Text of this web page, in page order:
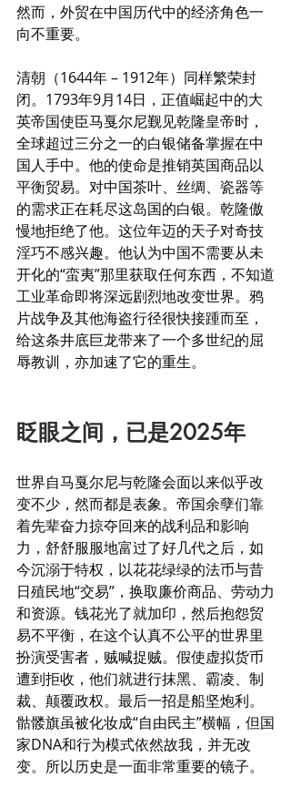
然而，外贸在中国历代中的经济角色一
向不重要。
清朝（1644年 – 1912年）同样繁荣封
闭。1793年9月14日，正值崛起中的大
英帝国使臣马戛尔尼觐见乾隆皇帝时，
全球超过三分之一的白银储备掌握在中
国人手中。他的使命是推销英国商品以
平衡贸易。对中国茶叶、丝绸、瓷器等
的需求正在耗尽这岛国的白银。乾隆傲
慢地拒绝了他。这位年迈的天子对奇技
淫巧不感兴趣。他认为中国不需要从未
开化的“蛮夷”那里获取任何东西，不知道
工业革命即将深远剧烈地改变世界。鸦
片战争及其他海盗行径很快接踵而至，
给这条井底巨龙带来了一个多世纪的屈
辱教训，亦加速了它的重生。
眨眼之间，已是2025年
世界自马戛尔尼与乾隆会面以来似乎改
变不少，然而都是表象。帝国余孽们靠
着先辈奋力掠夺回来的战利品和影响
力，舒舒服服地富过了好几代之后，如
今沉溺于特权，以花花绿绿的法币与昔
日殖民地“交易”，换取廉价商品、劳动力
和资源。钱花光了就加印，然后抱怨贸
易不平衡，在这个认真不公平的世界里
扮演受害者，贼喊捉贼。假使虚拟货币
遭到拒收，他们就进行抹黑、霸凌、制
裁、颠覆政权。最后一招是船坚炮利。
骷髅旗虽被化妆成“自由民主”横幅，但国
家DNA和行为模式依然故我，并无改
变。所以历史是一面非常重要的镜子。